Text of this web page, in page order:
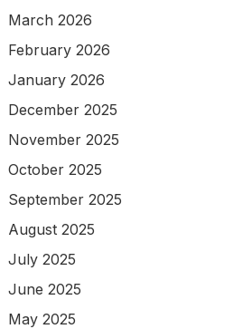
March 2026
February 2026
January 2026
December 2025
November 2025
October 2025
September 2025
August 2025
July 2025
June 2025
May 2025